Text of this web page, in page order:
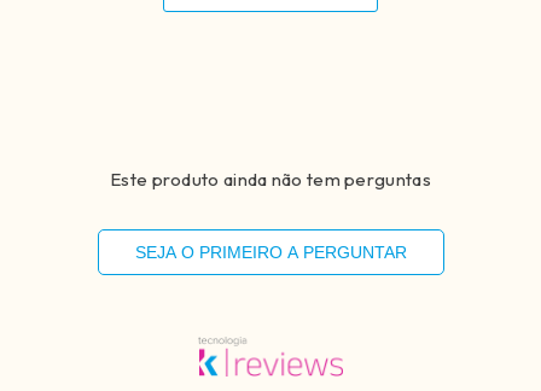
Este produto ainda não tem perguntas
SEJA O PRIMEIRO A PERGUNTAR